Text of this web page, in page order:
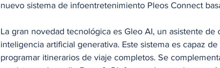
nuevo sistema de infoentretenimiento Pleos Connect
La gran novedad tecnológica es Gleo AI, un asistente
inteligencia artificial generativa. Este sistema es capaz
programar itinerarios de viaje completos. Se